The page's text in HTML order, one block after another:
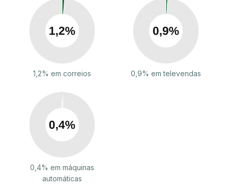
1,2% em correios 0,9% em televendas
0,4% em máquinas
automáticas